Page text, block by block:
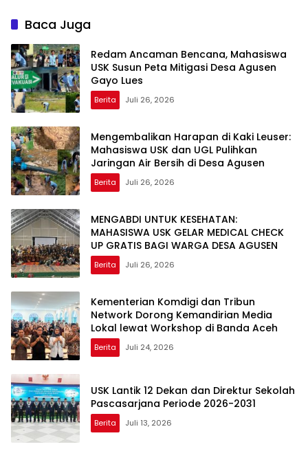
Baca Juga
Redam Ancaman Bencana, Mahasiswa
USK Susun Peta Mitigasi Desa Agusen
Gayo Lues
Berita Juli 26, 2026
Mengembalikan Harapan di Kaki Leuser:
Mahasiswa USK dan UGL Pulihkan
Jaringan Air Bersih di Desa Agusen
Berita Juli 26, 2026
MENGABDI UNTUK KESEHATAN:
MAHASISWA USK GELAR MEDICAL CHECK
Berita Juli 26, 2026
Kementerian Komdigi dan Tribun
Network Dorong Kemandirian Media
Lokal lewat Workshop di Banda Aceh
Berita Juli 24, 2026
USK Lantik 12 Dekan dan Direktur Sekolah
Pascasarjana Periode 2026-2031
Berita Juli 13, 2026